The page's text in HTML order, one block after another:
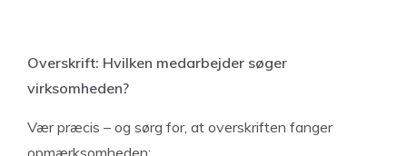
Overskrift: Hvilken medarbejder søger
virksomheden?
Vær præcis – og sørg for, at overskriften fanger
opmærksomheden: